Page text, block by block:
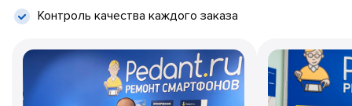
Контроль качества каждого заказа